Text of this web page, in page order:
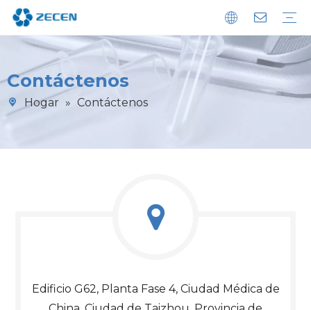
Contáctenos
Hogar » Contáctenos
Edificio G62, Planta Fase 4, Ciudad Médica de